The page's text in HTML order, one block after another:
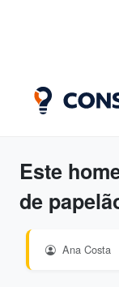
Este
de
Ana Costa